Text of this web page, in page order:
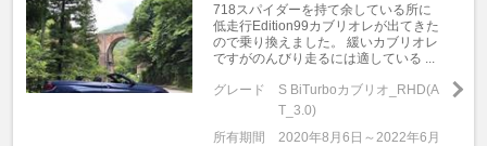
718スパイダーを持て余している所に
低走行Edition99カブリオレが出てきた
ので乗り換えました。 緩いカブリオレ
ですがのんびり走るには適している ...
グレード
S BiTurboカブリオ_RHD(A
T_3.0)
所有期間
2020年8月6日～2022年6月